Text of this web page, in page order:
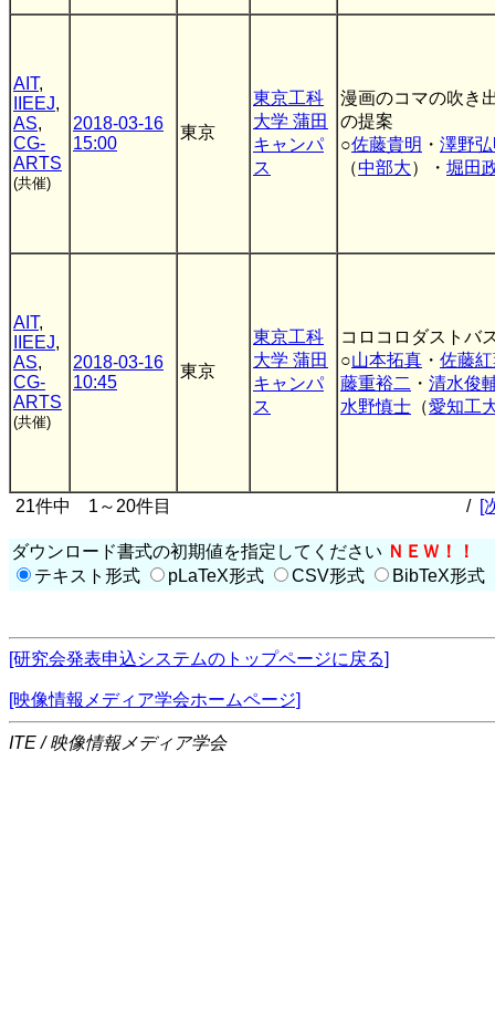
AIT,
IIEEJ,
AS,
CG-
ARTS
(共催)
2018-03-16
15:00
東京
東京工科
大学 蒲田
キャンパ
ス
漫画のコマの吹き
の提案
○佐藤貴明 ・ 澤野
（中部大）・ 堀田
AIT,
IIEEJ,
AS,
CG-
ARTS
(共催)
2018-03-16
10:45
東京
東京工科
大学 蒲田
キャンパ
ス
コロコロダストバ
○山本拓真 ・ 佐藤
藤重裕二 ・ 清水俊
水野慎士 （愛知工
21件中 1～20件目 / [
ダウンロード書式の初期値を指定してください ＮＥＷ！！
テキスト形式
pLaTeX形式 CSV形式 BibTeX形式
[研究会発表申込システムのトップページに戻る]
[映像情報メディア学会ホームページ]
ITE / 映像情報メディア学会